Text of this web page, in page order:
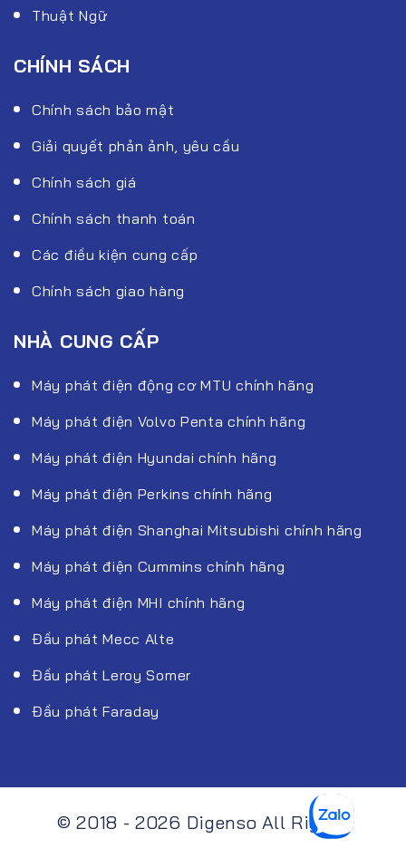
Thuật Ngữ
CHÍNH SÁCH
Chính sách bảo mật
Giải quyết phản ảnh, yêu cầu
Chính sách giá
Chính sách thanh toán
Các điều kiện cung cấp
Chính sách giao hàng
NHÀ CUNG CẤP
Máy phát điện động cơ MTU chính hãng
Máy phát điện Volvo Penta chính hãng
Máy phát điện Hyundai chính hãng
Máy phát điện Perkins chính hãng
Máy phát điện Shanghai Mitsubishi chính hãng
Máy phát điện Cummins chính hãng
Máy phát điện MHI chính hãng
Đầu phát Mecc Alte
Đầu phát Leroy Somer
Đầu phát Faraday
© 2018 - 2026 Digenso All Rights